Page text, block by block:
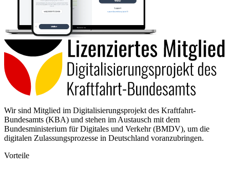
Wir sind Mitglied im Digitalisierungsprojekt des Kraftfahrt-
Bundesamts (KBA) und stehen im Austausch mit dem
Bundesministerium für Digitales und Verkehr (BMDV), um die
digitalen Zulassungsprozesse in Deutschland voranzubringen.
Vorteile